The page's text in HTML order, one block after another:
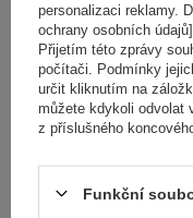
Přidejte vlastní
personalizaci reklamy.
ochrany osobních
Přijetím této zprávy
počítači. Podmínky
určit kliknutím na
můžete kdykoli odvolat
z příslušného
Funkční